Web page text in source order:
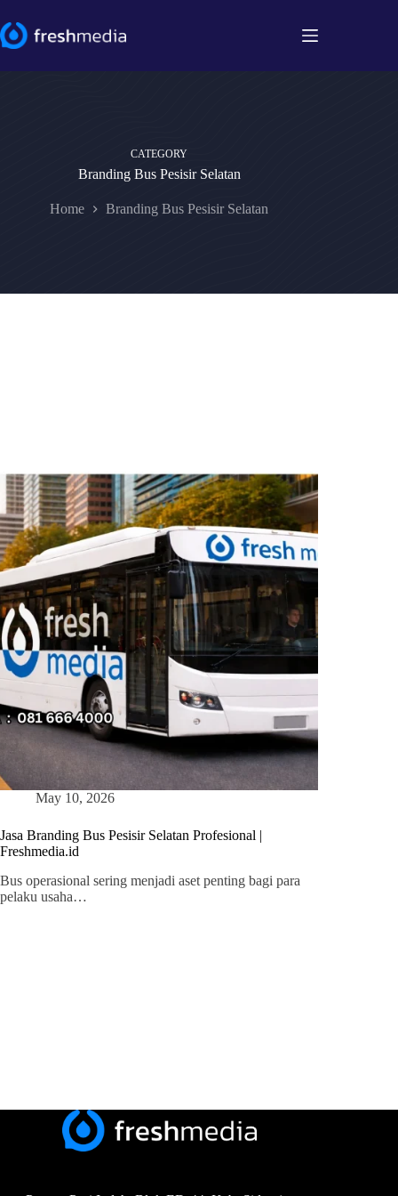
to
content
CATEGORY
Branding Bus Pesisir Selatan
Home Branding Bus Pesisir Selatan
May 10, 2026
Jasa Branding Bus Pesisir Selatan Profesional |
Freshmedia.id
Bus operasional sering menjadi aset penting bagi para
pelaku usaha…